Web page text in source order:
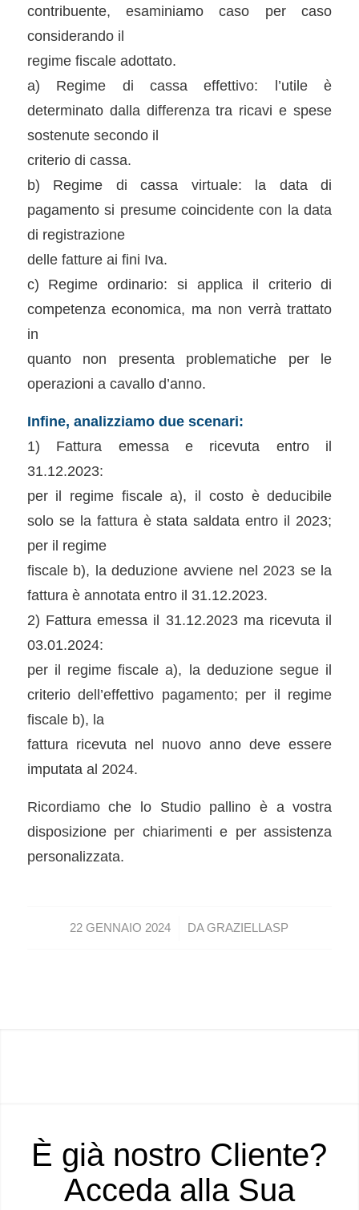
contribuente, esaminiamo caso per caso
considerando il
regime fiscale adottato.
a) Regime di cassa effettivo: l’utile è
determinato dalla differenza tra ricavi e spese
sostenute secondo il
criterio di cassa.
b) Regime di cassa virtuale: la data di
pagamento si presume coincidente con la data
di registrazione
delle fatture ai fini Iva.
c) Regime ordinario: si applica il criterio di
competenza economica, ma non verrà trattato
in
quanto non presenta problematiche per le
operazioni a cavallo d’anno.
Infine, analizziamo due scenari:
1) Fattura emessa e ricevuta entro il
31.12.2023:
per il regime fiscale a), il costo è deducibile
solo se la fattura è stata saldata entro il 2023;
per il regime
fiscale b), la deduzione avviene nel 2023 se la
fattura è annotata entro il 31.12.2023.
2) Fattura emessa il 31.12.2023 ma ricevuta il
03.01.2024:
per il regime fiscale a), la deduzione segue il
criterio dell’effettivo pagamento; per il regime
fiscale b), la
fattura ricevuta nel nuovo anno deve essere
imputata al 2024.
Ricordiamo che lo Studio pallino è a vostra
disposizione per chiarimenti e per assistenza
personalizzata.
22 GENNAIO 2024
/ DAGRAZIELLASP
È già nostro Cliente?
Acceda alla Sua